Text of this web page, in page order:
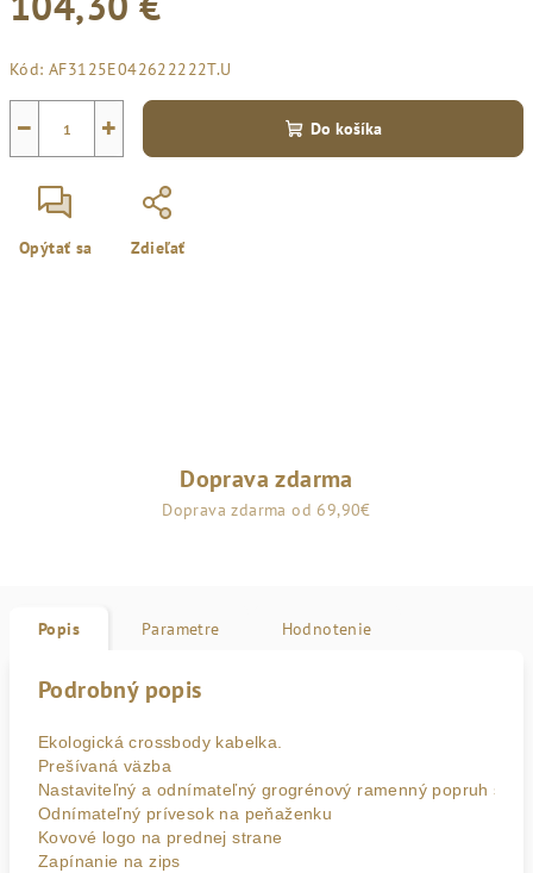
cena:
Kód: AF3125E042622222T.U
+
− Do košíka
Opýtať sa Zdieľať
Doprava zdarma
Doprava zdarma od 69,90€
Popis Parametre Hodnotenie
Podrobný popis
Ekologická crossbody kabelka.
Prešívaná väzba
Nastaviteľný a odnímateľný grogrénový ramenný popruh s
Odnímateľný prívesok na peňaženku
Kovové logo na prednej strane
Zapínanie na zips